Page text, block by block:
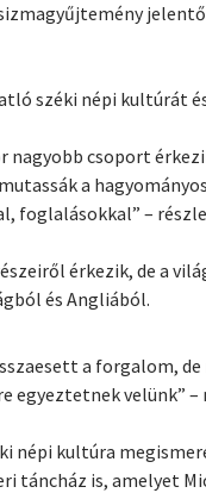
széki népi kultúrát
csoport
a
foglalásokkal” –
érkezik, de a
és Angliából.
a forgalom,
egyeztetnek velünk”
népi kultúra
is, amelyet